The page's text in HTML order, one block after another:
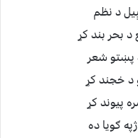
د نظم
بحر بند كړ
پښتو شعر
د خجند كړ
پيوند كړ
ګويا ده